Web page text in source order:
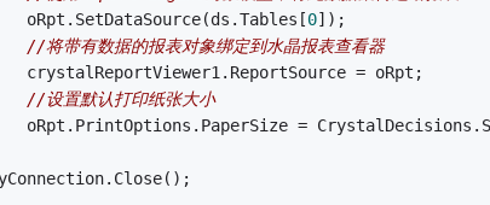
oRpt.SetDataSource(ds.Tables[
0]);
//将带有数据的报表对象绑定到水晶报表查看器
crystalReportViewer1.ReportSource = oRpt;
//设置默认打印纸张大小
oRpt.PrintOptions.PaperSize =